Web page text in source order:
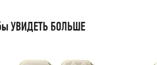
УВИДЕТЬ БОЛЬШЕ